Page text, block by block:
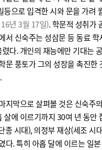
으로 입격한 시와 문을 가려
년 3월 17일). 학문적 성취가
서 신숙주는 성삼문 등 동료
다. 개인의 재능에만 기대는
문 풍토가 그의 성장을 촉진한
.
지막으로 살펴볼 것은 신숙주
에 이르기까지 30여 년 동안
종 시대), 의정부 재상(세조 시
다. 특히 아홉 달에 이르는 일